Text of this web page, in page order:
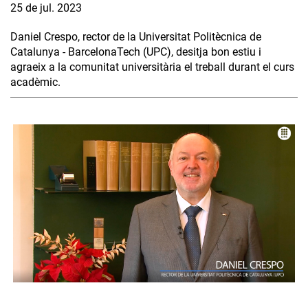
25 de jul. 2023
Daniel Crespo, rector de la Universitat Politècnica de
Catalunya - BarcelonaTech (UPC), desitja bon estiu i
agraeix a la comunitat universitària el treball durant el curs
acadèmic.